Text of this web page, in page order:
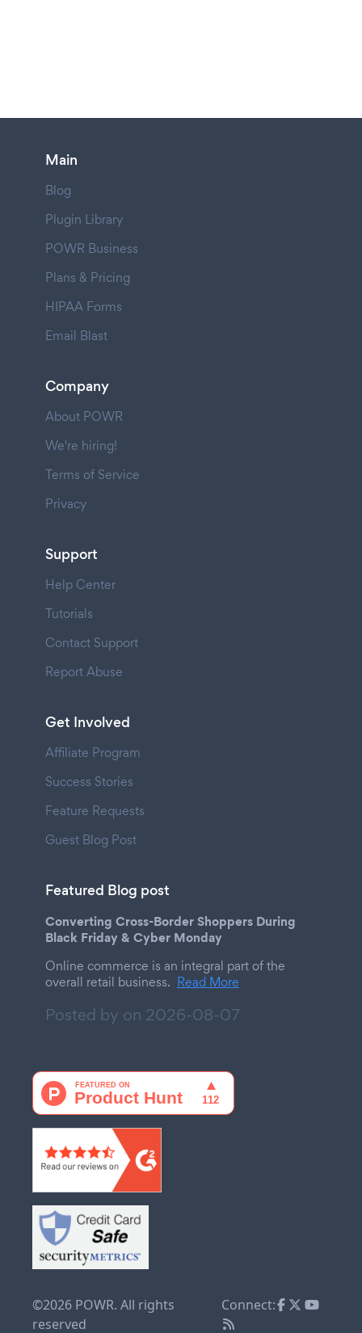
Main
Blog
Plugin Library
POWR Business
Plans & Pricing
HIPAA Forms
Email Blast
Company
About POWR
We're hiring!
Terms of Service
Privacy
Support
Help Center
Tutorials
Contact Support
Report Abuse
Get Involved
Affiliate Program
Success Stories
Feature Requests
Guest Blog Post
Featured Blog post
Converting Cross-Border Shoppers During
Black Friday & Cyber Monday
Online commerce is an integral part of the
overall retail business. Read More
Posted by on 2026-08-07
©2026 POWR. All rights
reserved
Connect: